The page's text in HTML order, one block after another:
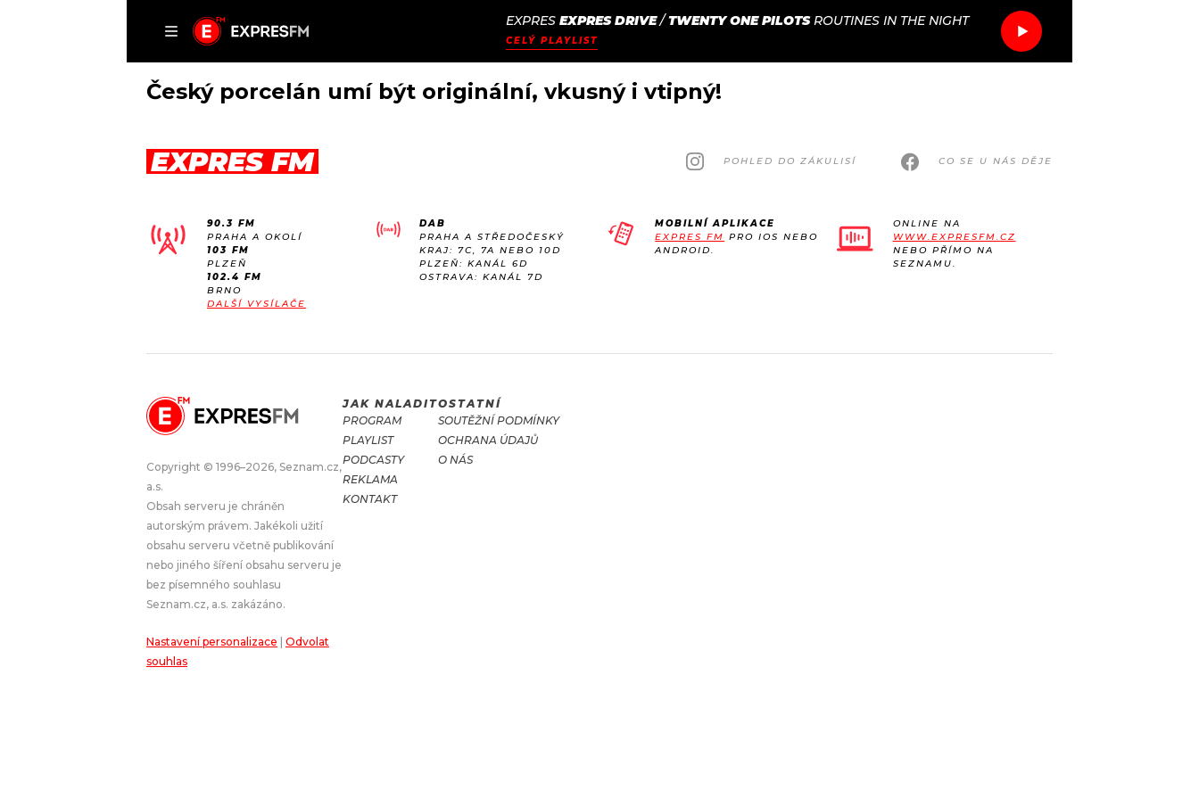
NALADIT
EXPRES EXPRES DRIVE/TWENTY ONE PILOTS ROUTINES IN THE NIGHT
CELÝ PLAYLIST
DOMŮ
AKTUÁLNĚ
ROZHOVORY
#NEBUDUDOMA
PODCASTY
JAK NALADIT
RÁDIO
APLIKACE
PROGRAM
PLAYLIST
JAK NALADIT
SOUTĚŽE
Český porcelán umí být originální, vkusný i vtipný!
EXPRES FM POHLED DO ZÁKULISÍ CO SE U NÁS DĚJE
90.3 FM
PRAHA A OKOLÍ
103 FM
PLZEŇ
102.4 FM
BRNO
DALŠÍ VYSÍLAČE
DAB
PRAHA A STŘEDOČESKÝ
KRAJ: 7C, 7A NEBO 10D
PLZEŇ: KANÁL 6D
OSTRAVA: KANÁL 7D
MOBILNÍ APLIKACE
EXPRES FM PRO IOS NEBO
ANDROID.
ONLINE NA
WWW.EXPRESFM.CZ
NEBO PŘÍMO NA
SEZNAMU.
Copyright © 1996–2026, Seznam.cz,
a.s.
Obsah serveru je chráněn
autorským právem. Jakékoli užití
obsahu serveru včetně publikování
nebo jiného šíření obsahu serveru je
bez písemného souhlasu
Seznam.cz, a.s. zakázáno.
Nastavení personalizace
Odvolat
souhlas
JAK NALADIT
PROGRAM
PLAYLIST
PODCASTY
REKLAMA
KONTAKT
OSTATNÍ
SOUTĚŽNÍ PODMÍNKY
OCHRANA ÚDAJŮ
O NÁS